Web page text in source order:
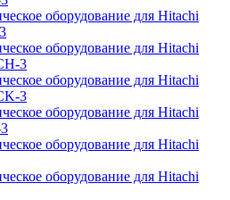
оборудование для Hitachi
оборудование для Hitachi
3
оборудование для Hitachi
3
оборудование для Hitachi
оборудование для Hitachi
оборудование для Hitachi